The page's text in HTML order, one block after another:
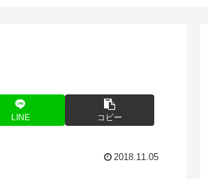
LINE コピー
2018.11.05